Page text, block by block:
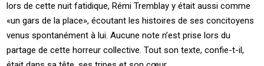
lors de cette nuit fatidique, Rémi Tremblay y était aussi comme
«un gars de la place», écoutant les histoires de ses concitoyens
venus spontanément à lui. Aucune note n’est prise lors du
partage de cette horreur collective. Tout son texte, confie-t-il,